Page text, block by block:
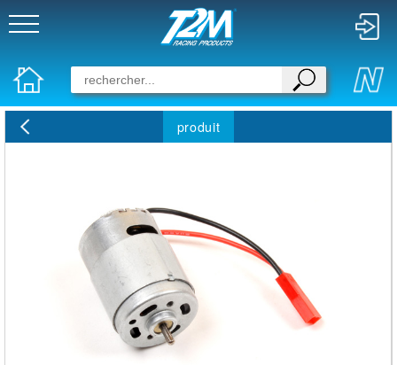
produit